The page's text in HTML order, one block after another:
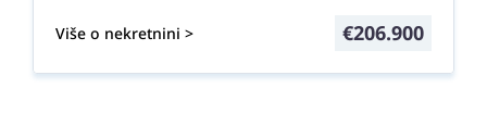
Više o nekretnini > €206.900